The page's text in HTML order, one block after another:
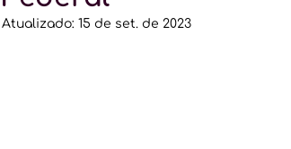
Atualizado: 15 de set. de 2023